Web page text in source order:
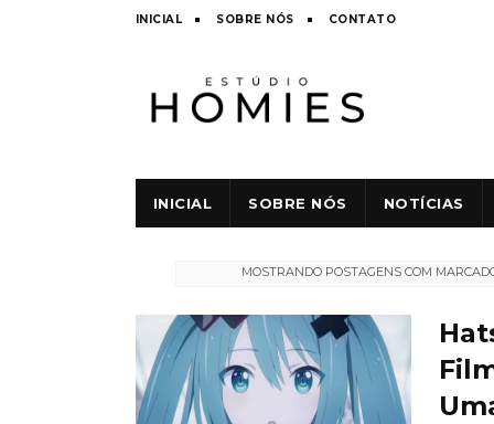
INICIAL SOBRE NÓS CONTATO
INICIAL SOBRE NÓS NOTÍCIAS
MOSTRANDO POSTAGENS COM